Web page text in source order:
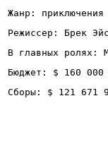
Жанр: приключения
Режиссер: Брек
В главных ролях:
Бюджет: $ 160 000
Сборы: $ 121 671